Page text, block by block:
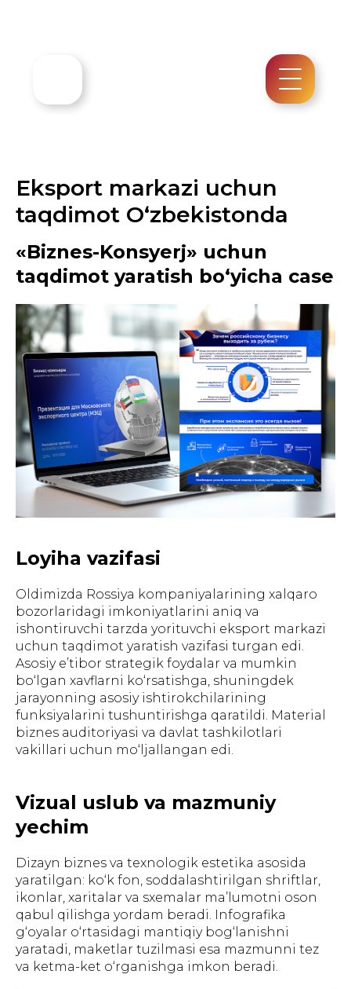
Eksport markazi uchun
taqdimot O‘zbekistonda
«Biznes-Konsyerj» uchun
taqdimot yaratish bo‘yicha case
Loyiha vazifasi
Oldimizda Rossiya kompaniyalarining xalqaro
bozorlaridagi imkoniyatlarini aniq va
ishontiruvchi tarzda yorituvchi eksport markazi
uchun taqdimot yaratish vazifasi turgan edi.
Asosiy e’tibor strategik foydalar va mumkin
bo‘lgan xavflarni ko‘rsatishga, shuningdek
jarayonning asosiy ishtirokchilarining
funksiyalarini tushuntirishga qaratildi. Material
biznes auditoriyasi va davlat tashkilotlari
vakillari uchun mo‘ljallangan edi.
Vizual uslub va mazmuniy
yechim
Dizayn biznes va texnologik estetika asosida
yaratilgan: ko‘k fon, soddalashtirilgan shriftlar,
ikonlar, xaritalar va sxemalar ma’lumotni oson
qabul qilishga yordam beradi. Infografika
g‘oyalar o‘rtasidagi mantiqiy bog‘lanishni
yaratadi, maketlar tuzilmasi esa mazmunni tez
va ketma-ket o‘rganishga imkon beradi.